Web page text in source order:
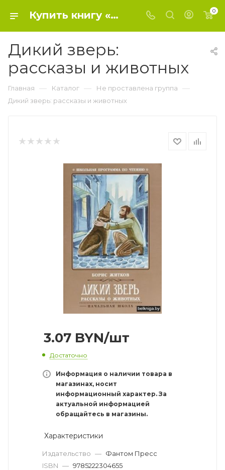
Купить книгу «Дикий зверь: рассказы и животных» 0, - Не проставлена группа 0
Дикий зверь:
рассказы и животных
Главная — Каталог — Не проставлена группа —
Дикий зверь: рассказы и животных
3.07 BYN/шт
Достаточно
Информация о наличии товара в
магазинах, носит
информационный характер. За
актуальной информацией
обращайтесь в магазины.
Характеристики
Издательство — Фантом Пресс
ISBN — 9785222304655